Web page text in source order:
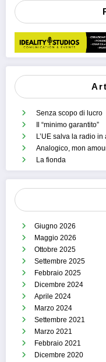
Senza scopo di lucro
Il “minimo garantito”
L’UE salva la radio in
Analogico, mon
La fionda
Giugno 2026
Maggio 2026
Ottobre 2025
Settembre 2025
Febbraio 2025
Dicembre 2024
Aprile 2024
Marzo 2024
Settembre 2021
Marzo 2021
Febbraio 2021
Dicembre 2020